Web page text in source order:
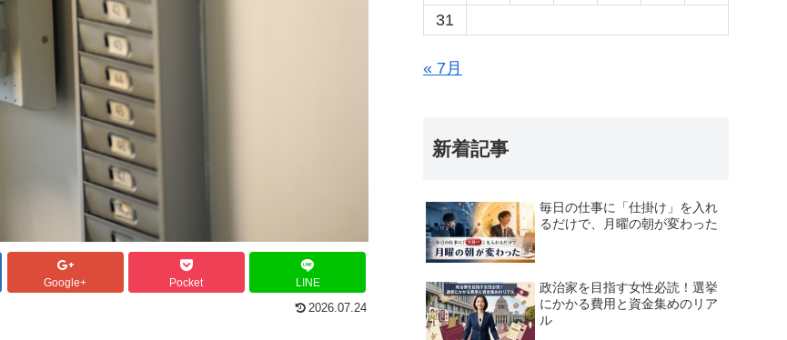
Google+ Pocket LINE
2026.07.24
31
« 7月
新着記事
毎日の仕事に「仕掛け」を入れ
るだけで、月曜の朝が変わった
政治家を目指す女性必読！選挙
にかかる費用と資金集めのリア
ル